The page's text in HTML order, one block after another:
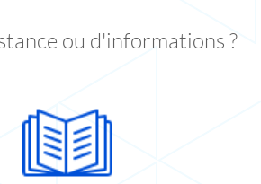
ou d'informations ?